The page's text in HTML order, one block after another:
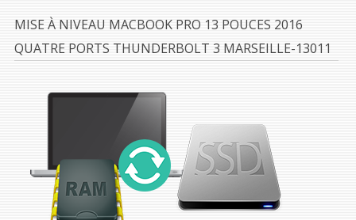
MISE À NIVEAU MACBOOK PRO 13 POUCES 2016
QUATRE PORTS THUNDERBOLT 3 MARSEILLE-13011